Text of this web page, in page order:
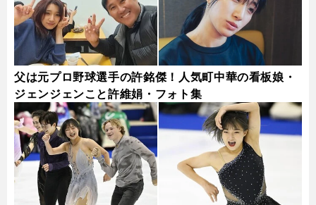
父は元プロ野球選手の許銘傑！人気町中華の看板娘・
ジェンジェンこと許維娟・フォト集